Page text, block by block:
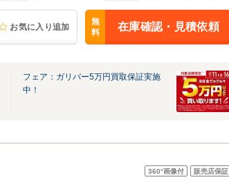
お気に入り追加
無
料
在庫確認・見積依頼
フェア：ガリバー5万円買取保証実施
中！
360°画像付 販売店保証